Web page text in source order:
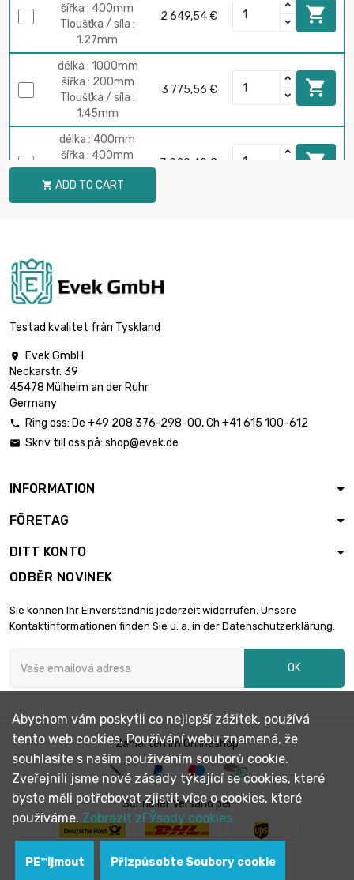
šířka : 400mm
Tloušťka / síla :
1.27mm
2 649,54 € 
délka : 1000mm
šířka : 200mm
Tloušťka / síla :
1.45mm
3 775,56 € 
délka : 400mm
šířka : 400mm
Tloušťka / síla :
1.45mm
3 020,40 € 
délka : 400mm
1.6mm
délka : 300mm
šířka : 300mm
Tloušťka / síla :
šířka : 400mm
1.83mm
šířka : 300mm
2.03mm
délka : 300mm
Tloušťka / síla :
2.36mm
2 772,11 €
šířka : 300mm
délka : 300mm
šířka : 300mm
Tloušťka / síla :
3.18mm
3 725,83 €
délka : 200mm
šířka : 200mm
Tloušťka / síla :
2 106,37 €
 ADD TO CART
Testad kvalitet från Tyskland

Evek GmbH
Neckarstr. 39
45478 Mülheim an der Ruhr
Germany
 Ring oss: De +49 208 376-298-00, Ch +41 615 100-612
 Skriv till oss på: shop@evek.de
INFORMATION
FÖRETAG
DITT KONTO
ODBĚR NOVINEK
Sie können Ihr Einverständnis jederzeit widerrufen. Unsere
Kontaktinformationen finden Sie u. a. in der Datenschutzerklärung.
OK
Zahlarten im Onlineshop
Schneller Versand per
Abychom vám poskytli co nejlepší zážitek, používá
tento web cookies. Používání webu znamená, že
souhlasíte s naším používáním souborů cookie.
Zveřejnili jsme nové zásady týkající se cookies, které
byste měli potřebovat zjistit více o cookies, které
používáme. Zobrazit zГЎsady cookies.
PЕ™ijmout Přizpůsobte Soubory cookie